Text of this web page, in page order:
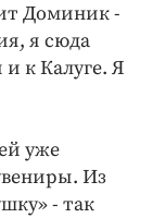
Доминик -
я сюда
к Калуге. Я
уже
Из
- так